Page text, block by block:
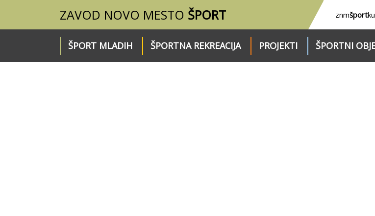
ZAVOD NOVO MESTO ŠPORT znmšport
ŠPORT MLADIH ŠPORTNA REKREACIJA PROJEKTI ŠPORTNI